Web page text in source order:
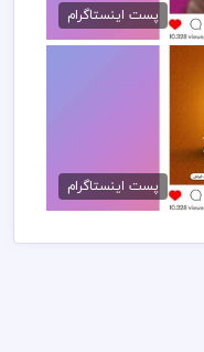
پست اینستاگرام
بستنی
پست اینستاگرام